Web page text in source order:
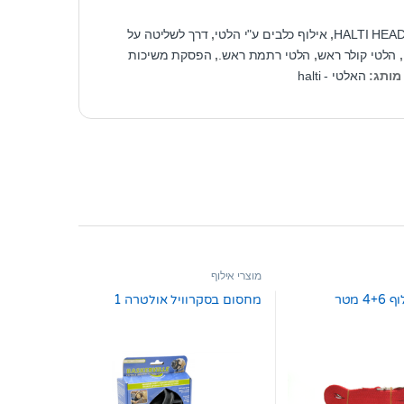
HALTI
, אילוף כלבים ע"י הלטי,דרך לשליטה על
, הלטי קולר ראש, הלטי רתמת ראש. , הפסקת משיכות
מותג: האלטי - halti
מטר
מוצרי אילוף
מחסום בסקרוויל אולטרה 1